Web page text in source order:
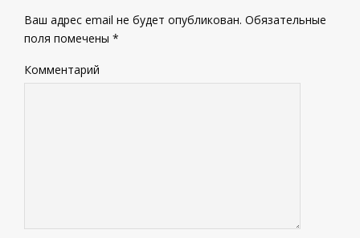
Ваш адрес email не будет опубликован. Обязательные
поля помечены *
Комментарий